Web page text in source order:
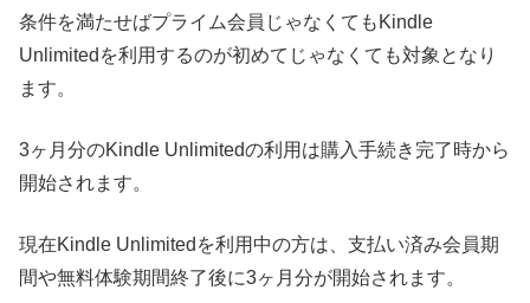
条件を満たせばプライム会員じゃなくてもKindle
Unlimitedを利用するのが初めてじゃなくても対象となり
ます。
3ヶ月分のKindle Unlimitedの利用は購入手続き完了時から
開始されます。
現在Kindle Unlimitedを利用中の方は、支払い済み会員期
間や無料体験期間終了後に3ヶ月分が開始されます。